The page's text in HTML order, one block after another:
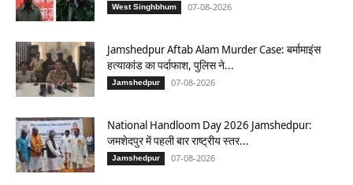
West Singhbhum 07-08-2026
Jamshedpur Aftab Alam Murder Case: बर्मामाइंस
हत्याकांड का पर्दाफाश, पुलिस ने...
Jamshedpur 07-08-2026
National Handloom Day 2026 Jamshedpur:
जमशेदपुर में पहली बार राष्ट्रीय स्तर...
Jamshedpur 07-08-2026